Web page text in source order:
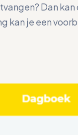
Dan
kan je een